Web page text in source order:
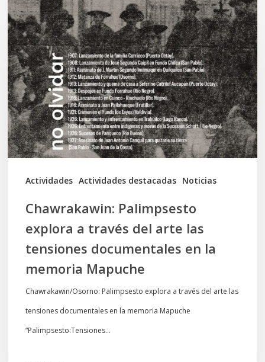
Actividades Actividades destacadas Noticias
Palimpsesto
explora
a
través
del
arte
las
tensiones
documentales
memoria
Mapuche
Chawrakawin: Palimpsesto
explora a través del arte las
tensiones documentales en la
memoria Mapuche
Chawrakawin/Osorno: Palimpsesto explora a través del arte las
tensiones documentales en la memoria Mapuche
“Palimpsesto:Tensiones…